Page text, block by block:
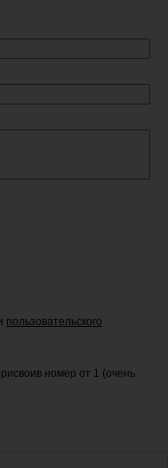
пользовательского
номер от 1 (очень